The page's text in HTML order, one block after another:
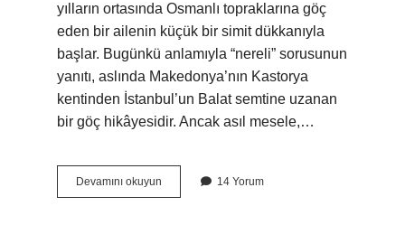
yılların ortasında Osmanlı topraklarına göç
eden bir ailenin küçük bir simit dükkanıyla
başlar. Bugünkü anlamıyla “nereli” sorusunun
yanıtı, aslında Makedonya’nın Kastorya
kentinden İstanbul’un Balat semtine uzanan
bir göç hikâyesidir. Ancak asıl mesele,…
Devamını okuyun
Fırın
14 Yorum